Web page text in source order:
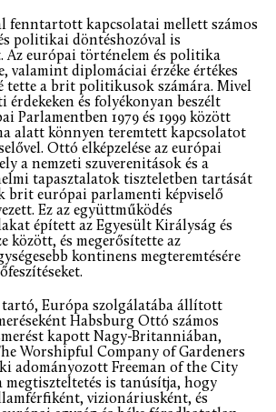
fenntartott kapcsolatai mellett számos
politikai döntéshozóval is
Az európai történelem és politika
valamint diplomáciai érzéke értékes
tette a brit politikusok számára. Mivel
érdekeken és folyékonyan beszélt
Parlamentben 1979 és 1999 között
alatt könnyen teremtett kapcsolatot
Ottó elképzelése az európai
a nemzeti szuverenitások és a
tapasztalatok tiszteletben tartását
brit európai parlamenti képviselő
Ez az együttműködés
épített az Egyesült Királyság és
között, és megerősítette az
kontinens megteremtésére
tartó, Európa szolgálatába állított
Habsburg Ottó számos
kapott Nagy-Britanniában,
Worshipful Company of Gardeners
adományozott Freeman of the City
megtiszteltetés is tanúsítja, hogy
vizionáriusként, és